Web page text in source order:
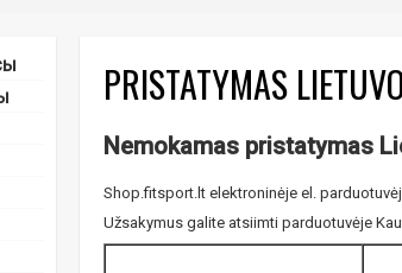
PRISTATYMAS
Nemokamas pristatymas
Shop.fitsport.lt elektroninėje el.
Užsakymus galite atsiimti parduotuvėje